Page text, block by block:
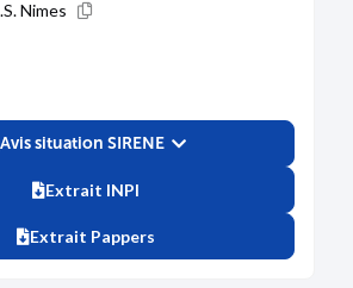
Nimes
Avis situation SIRENE
Extrait INPI
Extrait Pappers